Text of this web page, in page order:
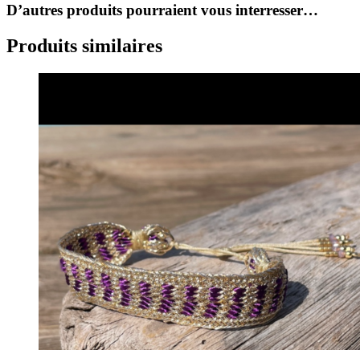
D’autres produits pourraient vous interresser…
Produits similaires